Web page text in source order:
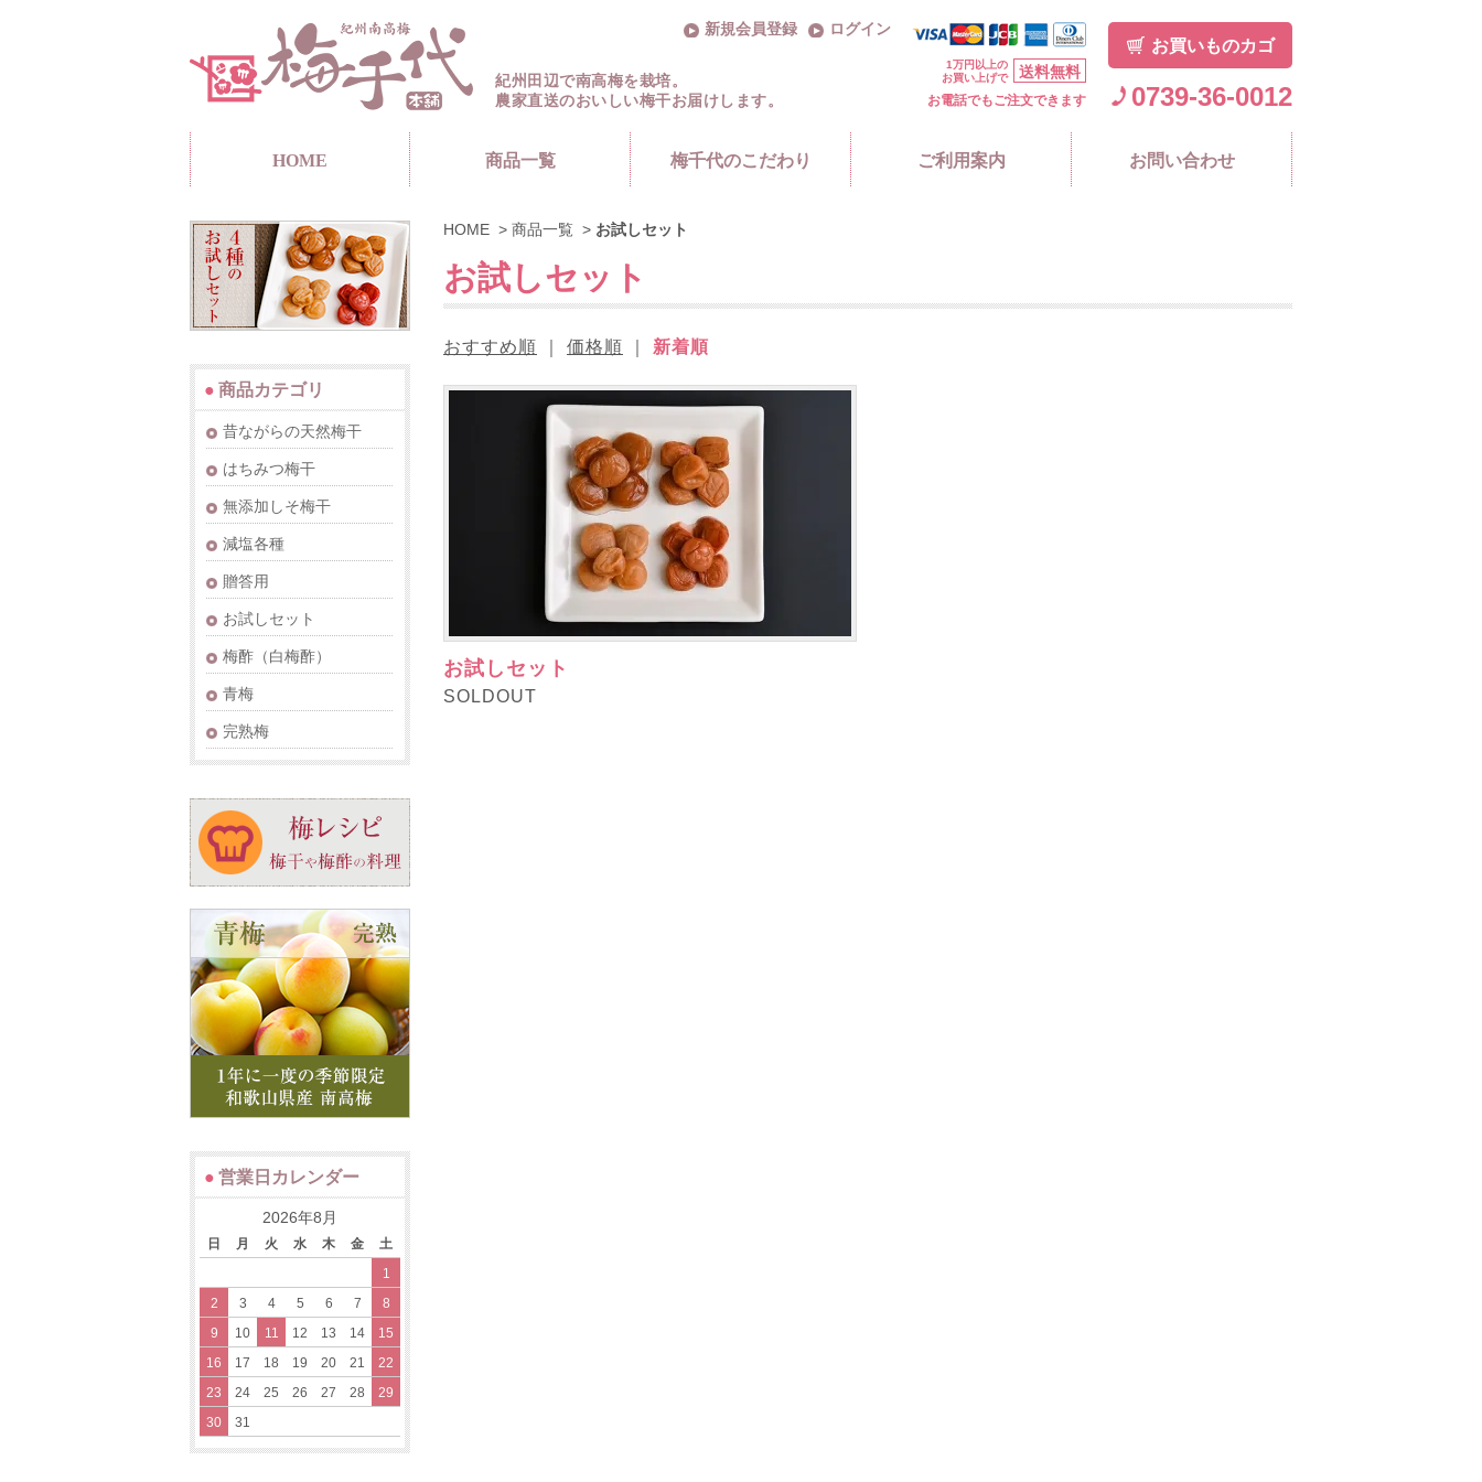
紀州田辺で南高梅を栽培。
農家直送のおいしい梅干お届けします。
新規会員登録 ログイン
お買いものカゴ
0739-36-0012
1万円以上の
お買い上げで
送料無料
お電話でもご注文できます
HOME 商品一覧 梅千代のこだわり ご利用案内 お問い合わせ
HOME > 商品一覧 > お試しセット
お試しセット
おすすめ順 価格順 新着順
お試しセット
SOLDOUT
● 商品カテゴリ
昔ながらの天然梅干
はちみつ梅干
無添加しそ梅干
減塩各種
贈答用
お試しセット
梅酢（白梅酢）
青梅
完熟梅
● 営業日カレンダー
2026年8月
日 月 火 水 木 金
土
1
2
3 4 5 6 7
8
9
10 11 12 13 14
15
16
17 18 19 20 21
22
23
24 25 26 27 28
29
30
31